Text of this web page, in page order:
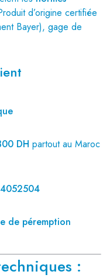
d’origine certifiée
Bayer), gage de
DH partout au Maroc
de péremption
: